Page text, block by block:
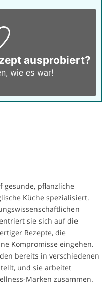
ausprobiert?
wie es war!
gesunde, pflanzliche
Küche spezialisiert.
sie sich auf die
Rezepte, die
Kompromisse eingehen.
bereits in verschiedenen
und sie arbeitet
Marken zusammen.